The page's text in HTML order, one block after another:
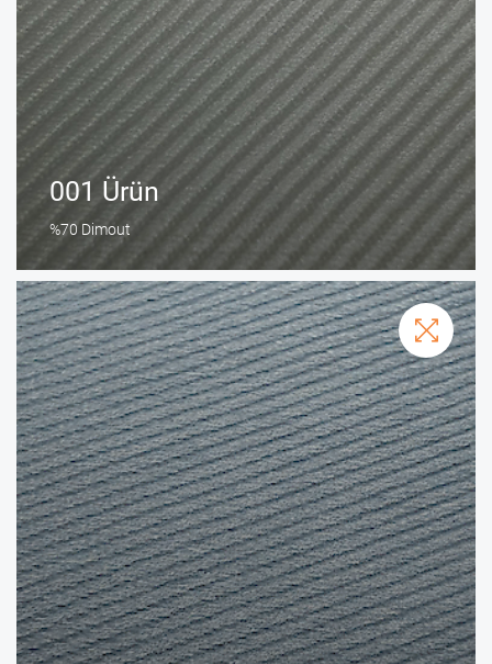
001 Ürün
%70 Dimout